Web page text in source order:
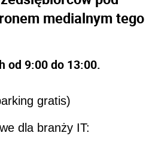
medialnym tego
od 9:00 do 13:00.
gratis)
dla branży IT: